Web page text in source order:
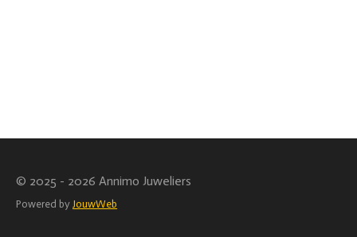
© 2025 - 2026 Annimo Juweliers
Powered by JouwWeb